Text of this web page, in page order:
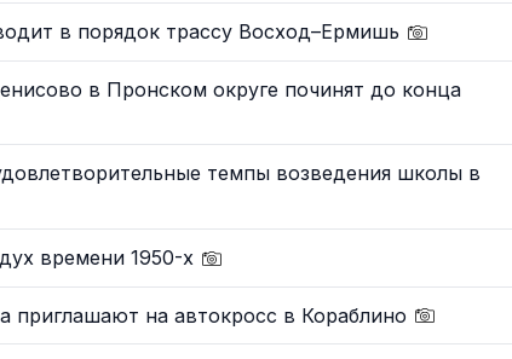
в порядок трассу Восход–Ермишь
в Пронском округе починят до конца
темпы возведения школы в
времени 1950-х
приглашают на автокросс в Кораблино